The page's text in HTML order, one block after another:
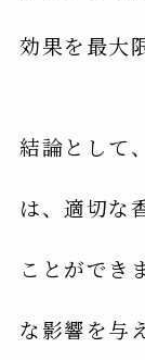
効果を最大
結論として
は、適切な
ことができ
な影響を与